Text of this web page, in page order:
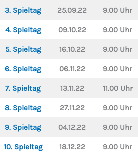
3. Spieltag 25.09.22 9.00 Uhr
4. Spieltag 09.10.22 9.00 Uhr
5. Spieltag 16.10.22 9.00 Uhr
6. Spieltag 06.11.22 9.00 Uhr
7. Spieltag 13.11.22 11.00 Uhr
8. Spieltag 27.11.22 9.00 Uhr
9. Spieltag 04.12.22 9.00 Uhr
10. Spieltag 18.12.22 9.00 Uhr